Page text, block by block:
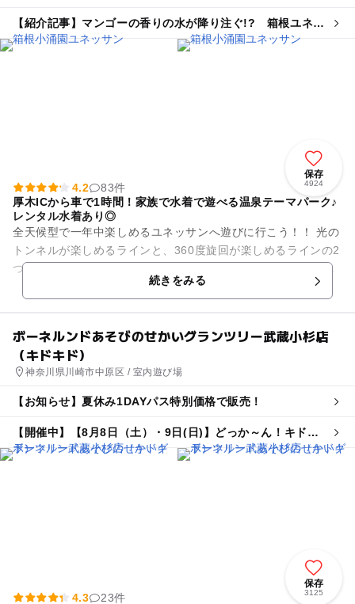
【紹介記事】マンゴーの香りの水が降り注ぐ!? 箱根ユネッ
サンで沖縄テーマの夏イベント開催
保存
4924
4.2
83件
厚木ICから車で1時間！家族で水着で遊べる温泉テーマパーク♪
レンタル水着あり◎
全天候型で一年中楽しめるユネッサンへ遊びに行こう！！ 光の
トンネルが楽しめるラインと、360度旋回が楽しめるラインの2
つを備えるウォータースライダーや箱根エリア初の流れるプー
続きをみる
ボーネルンドあそびのせかいグランツリー武蔵小杉店
（キドキド）
神奈川県川崎市中原区 / 室内遊び場
【お知らせ】夏休み1DAYパス特別価格で販売！
【開催中】【8月8日（土）・9日(日)】どっか～ん！キドキ
ド花火大会
保存
3125
4.3 23件